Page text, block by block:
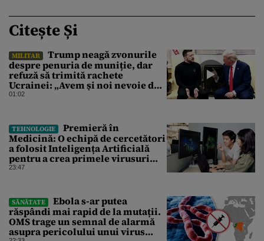
Citește Și
MILITAR
Trump neagă zvonurile
despre penuria de muniție, dar
refuză să trimită rachete
Ucrainei: „Avem și noi nevoie de
rachete”
01:02
TEHNOLOGIE
Premieră în
Medicină: O echipă de cercetători
a folosit Inteligența Artificială
pentru a crea primele virusuri
sintetice la tratarea de E.coli
23:47
SĂNĂTATE
Ebola s-ar putea
răspândi mai rapid de la mutații.
OMS trage un semnal de alarmă
asupra pericolului unui virus